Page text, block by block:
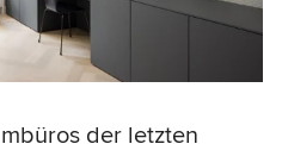
der letzten